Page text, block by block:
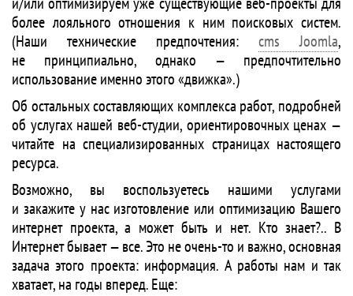
более лояльного отношения к ним поисковых систем.
(Наши технические предпочтения: cms Joomla,
не принципиально, однако — предпочтительно
использование именно этого «движка».)
Об остальных составляющих комплекса работ, подробней
об услугах нашей веб-студии, ориентировочных ценах —
читайте на специализированных страницах настоящего
ресурса.
Возможно, вы воспользуетесь нашими услугами
и закажите у нас изготовление или оптимизацию Вашего
интернет проекта, а может быть и нет. Кто знает?.. В
Интернет бывает — все. Это не очень-то и важно, основная
задача этого проекта: информация. А работы нам и так
хватает, на годы вперед. Еще: